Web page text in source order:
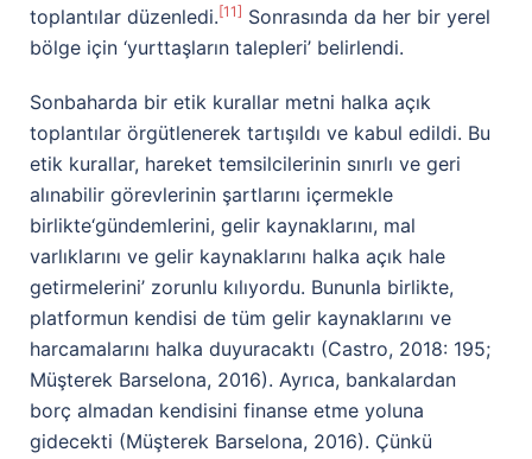
toplantılar düzenledi. [11] Sonrasında da her bir yerel
bölge için ‘yurttaşların talepleri’ belirlendi.
Sonbaharda bir etik kurallar metni halka açık
toplantılar örgütlenerek tartışıldı ve kabul edildi. Bu
etik kurallar, hareket temsilcilerinin sınırlı ve geri
alınabilir görevlerinin şartlarını içermekle
birlikte‘gündemlerini, gelir kaynaklarını, mal
varlıklarını ve gelir kaynaklarını halka açık hale
getirmelerini’ zorunlu kılıyordu. Bununla birlikte,
platformun kendisi de tüm gelir kaynaklarını ve
harcamalarını halka duyuracaktı (Castro, 2018: 195;
Müşterek Barselona, 2016). Ayrıca, bankalardan
borç almadan kendisini finanse etme yoluna
gidecekti (Müşterek Barselona, 2016). Çünkü